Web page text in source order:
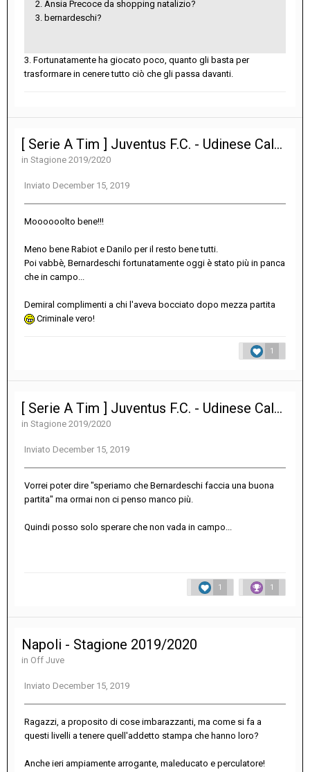
2. Ansia Precoce da shopping natalizio?
3. bernardeschi?
3. Fortunatamente ha giocato poco, quanto gli basta per
trasformare in cenere tutto ciò che gli passa davanti.
[ Serie A Tim ] Juventus F.C. - Udinese Calcio 3-1
in Stagione 2019/2020
Inviato December 15, 2019
Moooooolto bene!!!
Meno bene Rabiot e Danilo per il resto bene tutti.
Poi vabbè, Bernardeschi fortunatamente oggi è stato più in panca
che in campo...
Demiral complimenti a chi l'aveva bocciato dopo mezza partita
Criminale vero!
1
[ Serie A Tim ] Juventus F.C. - Udinese Calcio 3-1
in Stagione 2019/2020
Inviato December 15, 2019
Vorrei poter dire "speriamo che Bernardeschi faccia una buona
partita" ma ormai non ci penso manco più.
Quindi posso solo sperare che non vada in campo...
1 1
Napoli - Stagione 2019/2020
in Off Juve
Inviato December 15, 2019
Ragazzi, a proposito di cose imbarazzanti, ma come si fa a
questi livelli a tenere quell'addetto stampa che hanno loro?
Anche ieri ampiamente arrogante, maleducato e perculatore!